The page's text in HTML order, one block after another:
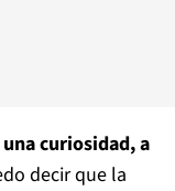
curiosidad, a
decir que la